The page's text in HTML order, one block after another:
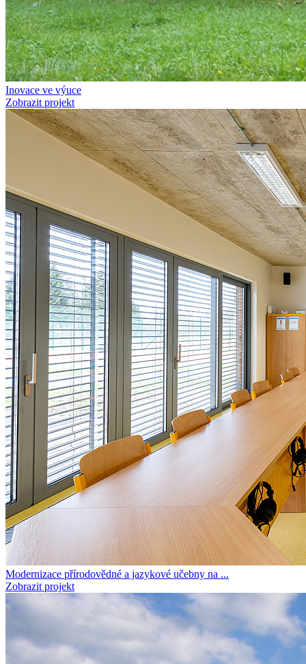
Inovace ve výuce
Zobrazit projekt
Modernizace přírodovědné a jazykové učebny na ...
Zobrazit projekt